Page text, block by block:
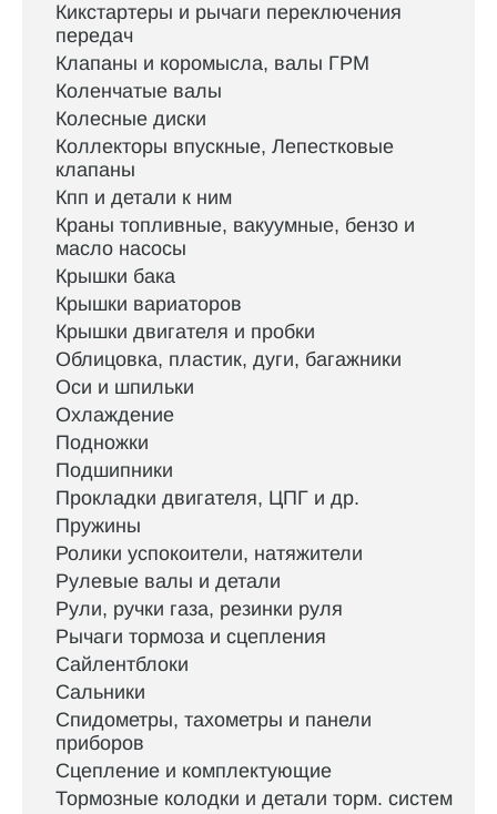
Кикстартеры и рычаги переключения
передач
Клапаны и коромысла, валы ГРМ
Коленчатые валы
Колесные диски
Коллекторы впускные, Лепестковые
клапаны
Кпп и детали к ним
Краны топливные, вакуумные, бензо и
масло насосы
Крышки бака
Крышки вариаторов
Крышки двигателя и пробки
Облицовка, пластик, дуги, багажники
Оси и шпильки
Охлаждение
Подножки
Подшипники
Прокладки двигателя, ЦПГ и др.
Пружины
Ролики успокоители, натяжители
Рулевые валы и детали
Рули, ручки газа, резинки руля
Рычаги тормоза и сцепления
Сайлентблоки
Сальники
Спидометры, тахометры и панели
приборов
Сцепление и комплектующие
Тормозные колодки и детали торм. систем